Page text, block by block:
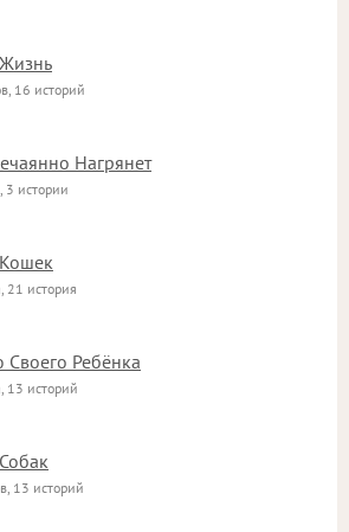
16 историй
Нагрянет
3 истории
21 история
Ребёнка
13 историй
13 историй